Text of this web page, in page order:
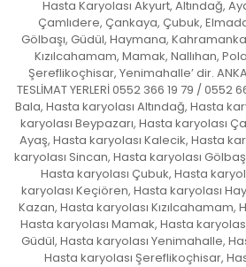
Hasta Karyolası Akyurt, Altındağ,
Çamlıdere, Çankaya, Çubuk,
Gölbaşı, Güdül, Haymana,
Kızılcahamam, Mamak, Nallıhan,
Şereflikoçhisar, Yenimahalle’ dir.
TESLİMAT YERLERİ 0552 366 19 79 /
Bala, Hasta karyolası Altındağ, Hasta
karyolası Beypazarı, Hasta karyolası
Ayaş, Hasta karyolası Kalecik, Hasta
karyolası Sincan, Hasta karyolası
Hasta karyolası Çubuk, Hasta
karyolası Keçiören, Hasta karyolası
Kazan, Hasta karyolası Kızılcahamam,
Hasta karyolası Mamak, Hasta
Güdül, Hasta karyolası Yenimahalle,
Hasta karyolası Şereflikoçhisar,